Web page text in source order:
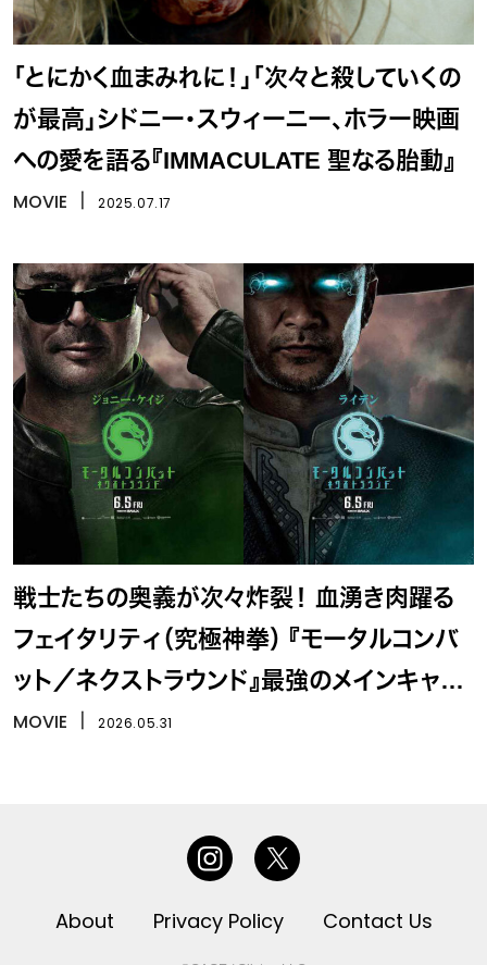
「とにかく血まみれに！」「次々と殺していくの
が最高」シドニー・スウィーニー、ホラー映画
への愛を語る『IMMACULATE 聖なる胎動』
MOVIE 2025.07.17
戦士たちの奥義が次々炸裂！ 血湧き肉躍る
フェイタリティ（究極神拳） 『モータルコンバ
ット／ネクストラウンド』最強のメインキャラ
16名
MOVIE 2026.05.31
About Privacy Policy Contact Us